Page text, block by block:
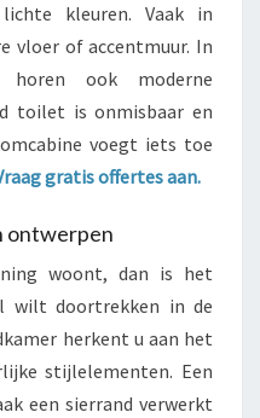
kleuren. Vaak in
vloer of accentmuur. In
horen ook moderne
toilet is onmisbaar en
voegt iets toe
gratis offertes aan.
ontwerpen
woont, dan is het
wilt doortrekken in de
herkent u aan het
stijlelementen. Een
een sierrand verwerkt